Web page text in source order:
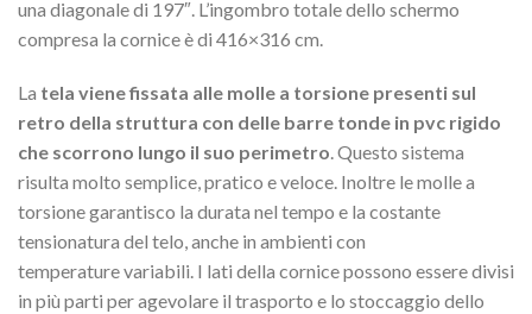
una diagonale di 197″. L’ingombro totale dello schermo
compresa la cornice è di 416×316 cm.
La tela viene fissata alle molle a torsione presenti sul
retro della struttura con delle barre tonde in pvc rigido
che scorrono lungo il suo perimetro. Questo sistema
risulta molto semplice, pratico e veloce. Inoltre le molle a
torsione garantisco la durata nel tempo e la costante
tensionatura del telo, anche in ambienti con
temperature variabili. I lati della cornice possono essere divisi
in più parti per agevolare il trasporto e lo stoccaggio dello